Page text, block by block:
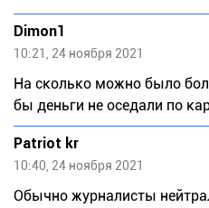
Dimon1
10:21, 24 ноября 2021
На сколько можно было
бы деньги не оседали по
Patriot kr
10:40, 24 ноября 2021
Обычно журналисты